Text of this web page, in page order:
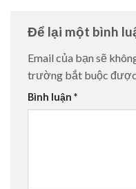
Để lại một bình
Email của bạn sẽ
trường bắt buộc được
Bình luận *